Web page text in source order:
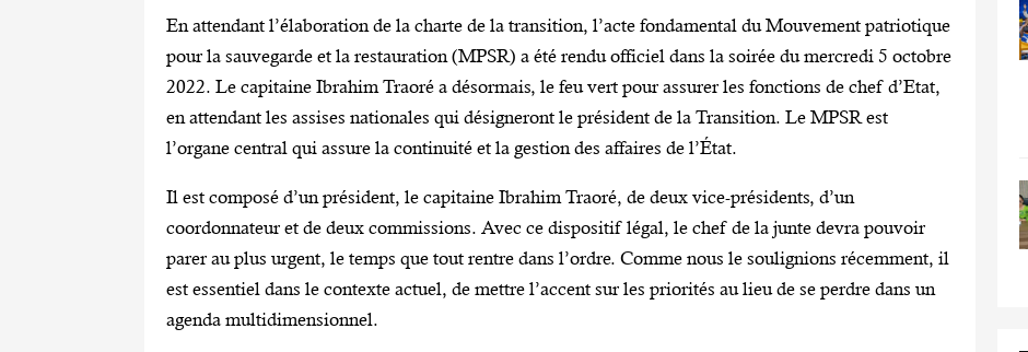
En attendant l’élaboration de la charte de la transition, l’acte fondamental du Mouvement patriotique
pour la sauvegarde et la restauration (MPSR) a été rendu officiel dans la soirée du mercredi 5 octobre
2022. Le capitaine Ibrahim Traoré a désormais, le feu vert pour assurer les fonctions de chef d’Etat,
en attendant les assises nationales qui désigneront le président de la Transition. Le MPSR est
l’organe central qui assure la continuité et la gestion des affaires de l’État.
Il est composé d’un président, le capitaine Ibrahim Traoré, de deux vice-présidents, d’un
coordonnateur et de deux commissions. Avec ce dispositif légal, le chef de la junte devra pouvoir
parer au plus urgent, le temps que tout rentre dans l’ordre. Comme nous le soulignions récemment, il
est essentiel dans le contexte actuel, de mettre l’accent sur les priorités au lieu de se perdre dans un
agenda multidimensionnel.